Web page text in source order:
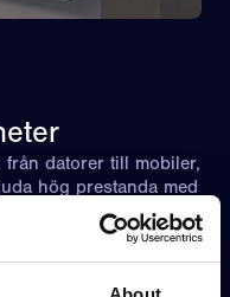
från datorer till mobiler,
hög prestanda med